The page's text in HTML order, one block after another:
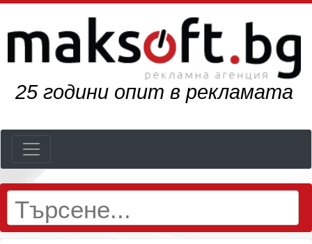
28години опит в рекламата